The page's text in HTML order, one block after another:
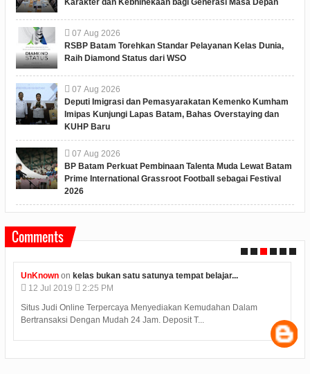
Karakter dan Kebhinekaan bagi Generasi Masa Depan
07 Aug 2026
RSBP Batam Torehkan Standar Pelayanan Kelas Dunia,
Raih Diamond Status dari WSO
07 Aug 2026
Deputi Imigrasi dan Pemasyarakatan Kemenko Kumham
Imipas Kunjungi Lapas Batam, Bahas Overstaying dan
KUHP Baru
07 Aug 2026
BP Batam Perkuat Pembinaan Talenta Muda Lewat Batam
Prime International Grassroot Football sebagai Festival
2026
Comments
UnKnownon kelas bukan satu satunya tempat belajar...
12 Jul 2019
2:25 PM
Situs Judi Online Terpercaya Menyediakan Kemudahan Dalam
Bertransaksi Dengan Mudah 24 Jam. Deposit T...